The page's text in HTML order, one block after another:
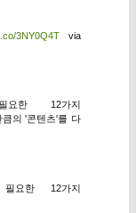
3NY0Q4T via
한 12가지
의 '콘텐츠'를 다
요한 12가지